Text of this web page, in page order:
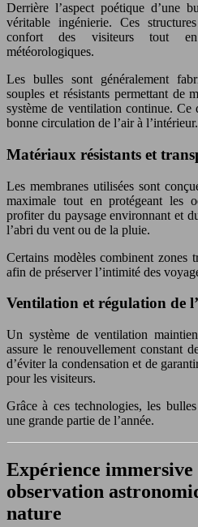
Derrière l’aspect poétique d’une
véritable ingénierie. Ces
confort des visiteurs tout
météorologiques.
Les bulles sont généralement
souples et résistants permettant de
système de ventilation continue. Ce
bonne circulation de l’air à l’intérieur.
Matériaux résistants et
Les membranes utilisées sont
maximale tout en protégeant les
profiter du paysage environnant et
l’abri du vent ou de la pluie.
Certains modèles combinent zones
afin de préserver l’intimité des
Ventilation et régulation de
Un système de ventilation
assure le renouvellement constant
d’éviter la condensation et de
pour les visiteurs.
Grâce à ces technologies, les
une grande partie de l’année.
Expérience
observation
nature